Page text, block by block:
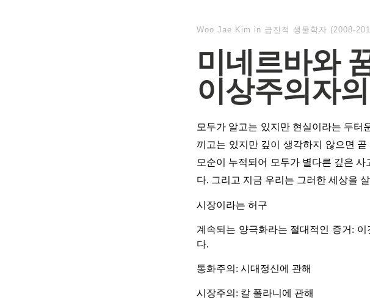
Woo Jae Kim in 급진적 생물학자 (2008-
미네르바와
이상주의자
모두가 알고는 있지만 현실이라는 두터
끼고는 있지만 깊이 생각하지 않으면
모순이 누적되어 모두가 별다른 깊은
다. 그리고 지금 우리는 그러한 세상을
시장이라는 허구
계속되는 양극화라는 절대적인 증거:
다.
통화주의: 시대정신에 관해
시장주의: 칼 폴라니에 관해